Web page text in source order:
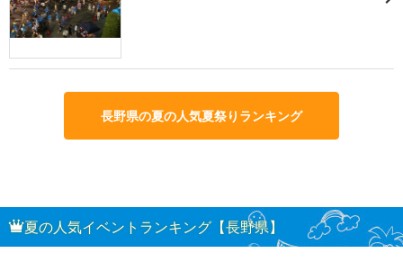
長野県の夏の人気夏祭りランキング
夏の人気イベントランキング【長野県】